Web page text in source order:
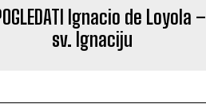
Ignacio de Loyola
sv. Ignaciju